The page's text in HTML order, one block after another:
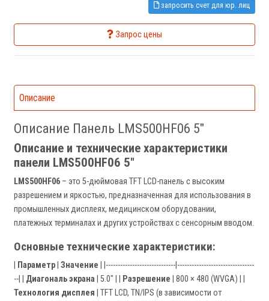
запросить счет для юр. лиц
Запрос цены
Описание
Описание Панель LMS500HF06 5"
Описание и технические характеристики
панели LMS500HF06 5"
LMS500HF06 – это 5-дюймовая TFT LCD-панель с высоким
разрешением и яркостью, предназначенная для использования в
промышленных дисплеях, медицинском оборудовании,
платежных терминалах и других устройствах с сенсорным вводом.
Основные технические характеристики:
Параметр Значение | |-----------------------------|--------------------------------
--| | Диагональ экрана | 5.0" | | Разрешение | 800 × 480 (WVGA) | |
Технология дисплея | TFT LCD, TN/IPS (в зависимости от